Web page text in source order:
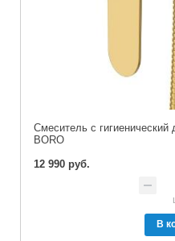
Смеситель с
BORO
12 990 руб.
В